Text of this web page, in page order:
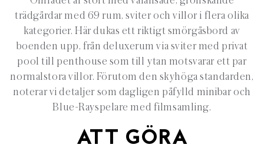
trädgårdar med 69 rum, sviter och villor i flera olika
kategorier. Här dukas ett riktigt smörgåsbord av
boenden upp, från deluxerum via sviter med privat
pool till penthouse som till ytan motsvarar ett par
normalstora villor. Förutom den skyhöga standarden,
noterar vi detaljer som dagligen påfylld minibar och
Blue-Rayspelare med filmsamling.
ATT GÖRA